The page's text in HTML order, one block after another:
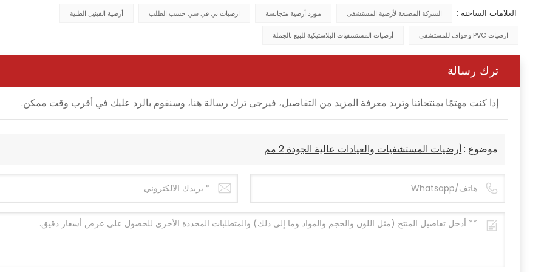
العلامات الساخنة : الشركة المصنعة لأرضية المستشفى مورد أرضية متجانسة ارضيات بي في سي حسب الطلب أرضية الفينيل الطبية
ارضيات PVC وحواف للمستشفى أرضيات المستشفيات البلاستيكية للبيع بالجملة
ترك رسالة
إذا كنت مهتمًا بمنتجاتنا وتريد معرفة المزيد من التفاصيل، فيرجى ترك رسالة هنا، وسنقوم بالرد عليك في أقرب وقت ممكن.
موضوع :أرضيات المستشفيات والعيادات عالية الجودة 2 مم